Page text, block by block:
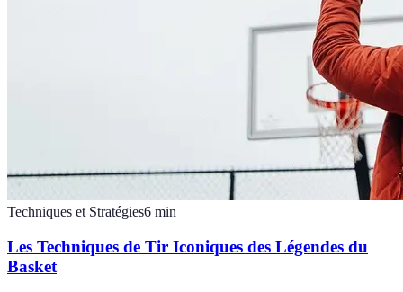
Techniques et Stratégies6 min
Les Techniques de Tir Iconiques des Légendes du
Basket